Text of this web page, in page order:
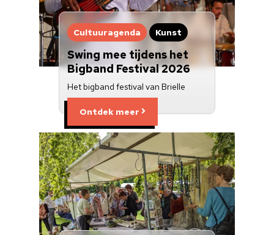
Cultuuragenda Kunst
Swing mee tijdens het
Bigband Festival 2026
Het bigband festival van Brielle
Ontdek meer